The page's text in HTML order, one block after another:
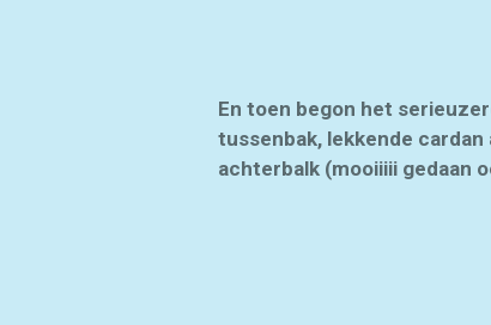
En toen begon het
tussenbak, lekkende
achterbalk (mooiiiii gedaan